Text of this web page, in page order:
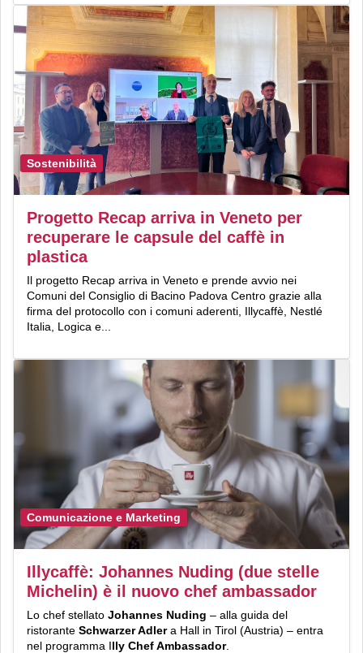
Sostenibilità
Progetto Recap arriva in Veneto per
recuperare le capsule del caffè in
plastica
Il progetto Recap arriva in Veneto e prende avvio nei
Comuni del Consiglio di Bacino Padova Centro grazie alla
firma del protocollo con i comuni aderenti, Illycaffè, Nestlé
Italia, Logica e...
Comunicazione e Marketing
Illycaffè: Johannes Nuding (due stelle
Michelin) è il nuovo chef ambassador
Lo chef stellato Johannes Nuding – alla guida del
ristorante Schwarzer Adlera Hall in Tirol (Austria) – entra
nel programma Illy Chef Ambassador.